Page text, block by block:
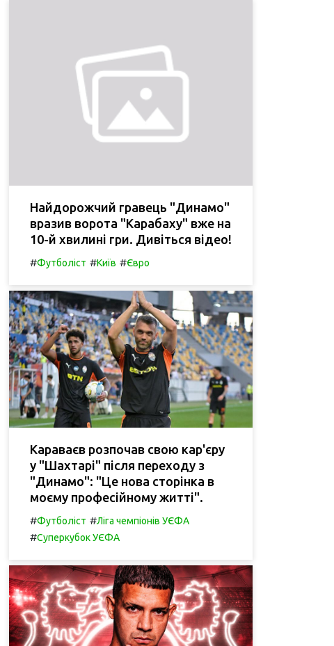
Найдорожчий гравець "Динамо"
вразив ворота "Карабаху" вже на
10-й хвилині гри. Дивіться відео!
#Футболіст #Київ #Євро
Караваєв розпочав свою кар'єру
у "Шахтарі" після переходу з
"Динамо": "Це нова сторінка в
моєму професійному житті".
#Футболіст #Ліга чемпіонів УЄФА
#Суперкубок УЄФА